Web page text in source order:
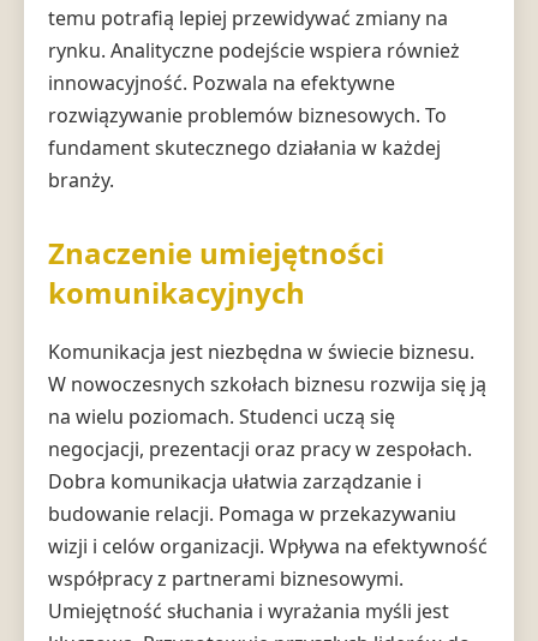
temu potrafią lepiej przewidywać zmiany na
rynku. Analityczne podejście wspiera również
innowacyjność. Pozwala na efektywne
rozwiązywanie problemów biznesowych. To
fundament skutecznego działania w każdej
branży.
Znaczenie umiejętności
komunikacyjnych
Komunikacja jest niezbędna w świecie biznesu.
W nowoczesnych szkołach biznesu rozwija się ją
na wielu poziomach. Studenci uczą się
negocjacji, prezentacji oraz pracy w zespołach.
Dobra komunikacja ułatwia zarządzanie i
budowanie relacji. Pomaga w przekazywaniu
wizji i celów organizacji. Wpływa na efektywność
współpracy z partnerami biznesowymi.
Umiejętność słuchania i wyrażania myśli jest